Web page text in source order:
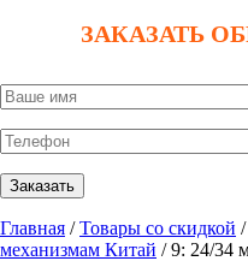
ЗАКАЗАТЬ
Главная /Товары со скидкой /
механизмам Китай / 9: 24/34